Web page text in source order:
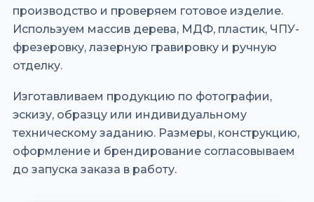
производство и проверяем готовое изделие.
Используем массив дерева, МДФ, пластик, ЧПУ-
фрезеровку, лазерную гравировку и ручную
отделку.
Изготавливаем продукцию по фотографии,
эскизу, образцу или индивидуальному
техническому заданию. Размеры, конструкцию,
оформление и брендирование согласовываем
до запуска заказа в работу.